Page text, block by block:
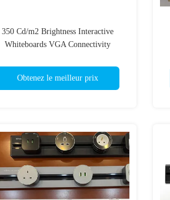
350 Cd/m2 Brightness Interactive
Whiteboards VGA Connectivity
Obtenez le meilleur prix